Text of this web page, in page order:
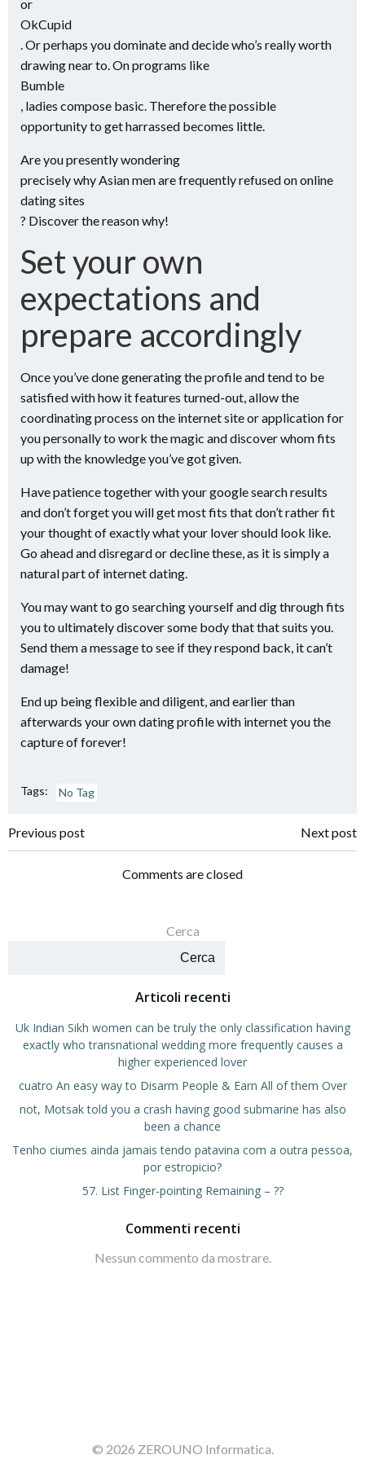
or
OkCupid
. Or perhaps you dominate and decide who’s really worth
drawing near to. On programs like
Bumble
, ladies compose basic. Therefore the possible
opportunity to get harrassed becomes little.
Are you presently wondering
precisely why Asian men are frequently refused on online
dating sites
? Discover the reason why!
Set your own
expectations and
prepare accordingly
Once you’ve done generating the profile and tend to be
satisfied with how it features turned-out, allow the
coordinating process on the internet site or application for
you personally to work the magic and discover whom fits
up with the knowledge you’ve got given.
Have patience together with your google search results
and don’t forget you will get most fits that don’t rather fit
your thought of exactly what your lover should look like.
Go ahead and disregard or decline these, as it is simply a
natural part of internet dating.
You may want to go searching yourself and dig through fits
you to ultimately discover some body that that suits you.
Send them a message to see if they respond back, it can’t
damage!
End up being flexible and diligent, and earlier than
afterwards your own dating profile with internet you the
capture of forever!
Tags: No Tag
Navigazione
Previous post
Navigazione
articoli
Next post
Comments are closed
Cerca
Cerca
Articoli recenti
Uk Indian Sikh women can be truly the only classification having
exactly who transnational wedding more frequently causes a
higher experienced lover
cuatro An easy way to Disarm People & Earn All of them Over
not, Motsak told you a crash having good submarine has also
been a chance
Tenho ciumes ainda jamais tendo patavina com a outra pessoa,
por estropicio?
57. List Finger-pointing Remaining – ??
Commenti recenti
Nessun commento da mostrare.
© 2026 ZEROUNO Informatica.